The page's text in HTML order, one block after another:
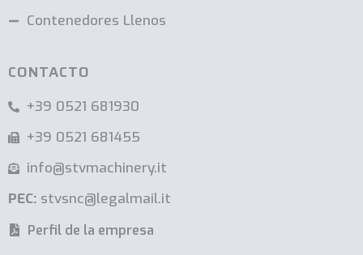
Contenedores Llenos
CONTACTO
+39 0521 681930
+39 0521 681455
info@stvmachinery.it
PEC: stvsnc@legalmail.it
Perfil de la empresa